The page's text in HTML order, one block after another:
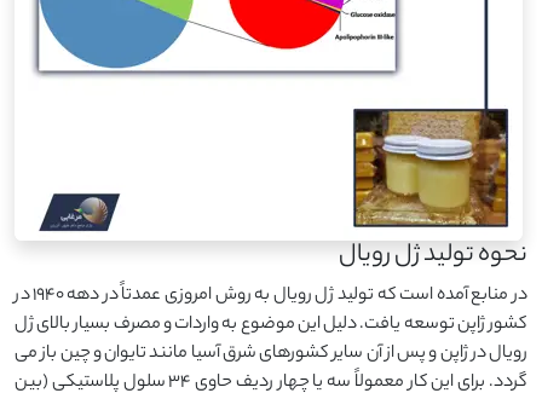
نحوه تولید ژل رویال
در منابع آمده است که تولید ژل رویال به روش امروزی عمدتاً در دهه 1940 در
کشور ژاپن توسعه یافت. دلیل این موضوع به واردات و مصرف بسیار بالای ژل
رویال در ژاپن و پس از آن سایر کشورهای شرق آسیا مانند تایوان و چین باز می
گردد. برای این کار معمولاً سه یا چهار ردیف حاوی 34 سلول پلاستیکی (بین